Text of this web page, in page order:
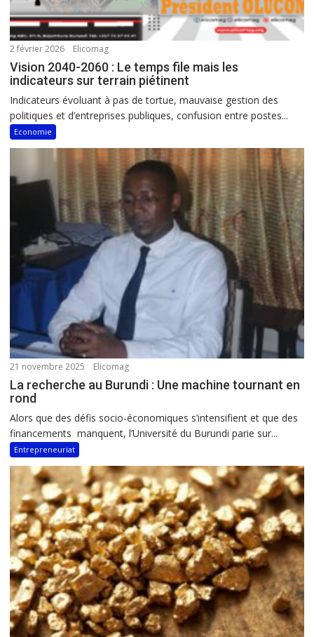
2 février 2026 Elicomag
Vision 2040-2060 : Le temps file mais les
indicateurs sur terrain piétinent
Indicateurs évoluant à pas de tortue, mauvaise gestion des
politiques et d’entreprises publiques, confusion entre postes...
Economie
21 novembre 2025 Elicomag
La recherche au Burundi : Une machine tournant en
rond
Alors que des défis socio-économiques s’intensifient et que des
financements manquent, l’Université du Burundi parie sur...
Entrepreneuriat